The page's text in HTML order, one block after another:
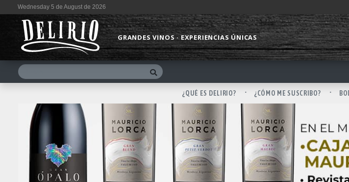
Wednesday 5 de August de 2026
GRANDES VINOS · EXPERIENCIAS ÚNICAS
¿QUÉ ES DELIRIO? ¿CÓMO ME SUSCRIBO?